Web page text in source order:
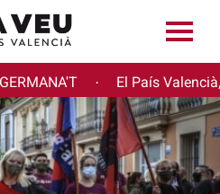
· El País